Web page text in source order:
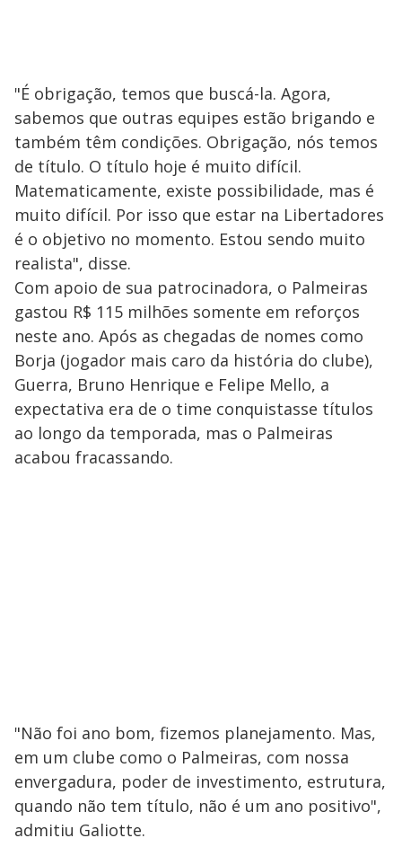
"É obrigação, temos que buscá-la. Agora,
sabemos que outras equipes estão brigando e
também têm condições. Obrigação, nós temos
de título. O título hoje é muito difícil.
Matematicamente, existe possibilidade, mas é
muito difícil. Por isso que estar na Libertadores
é o objetivo no momento. Estou sendo muito
realista", disse.
Com apoio de sua patrocinadora, o Palmeiras
gastou R$ 115 milhões somente em reforços
neste ano. Após as chegadas de nomes como
Borja (jogador mais caro da história do clube),
Guerra, Bruno Henrique e Felipe Mello, a
expectativa era de o time conquistasse títulos
ao longo da temporada, mas o Palmeiras
acabou fracassando.
"Não foi ano bom, fizemos planejamento. Mas,
em um clube como o Palmeiras, com nossa
envergadura, poder de investimento, estrutura,
quando não tem título, não é um ano positivo",
admitiu Galiotte.